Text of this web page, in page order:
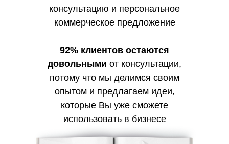
консультацию и персональное
коммерческое предложение
92% клиентов остаются
довольными от консультации,
потому что мы делимся своим
опытом и предлагаем идеи,
которые Вы уже сможете
использовать в бизнесе